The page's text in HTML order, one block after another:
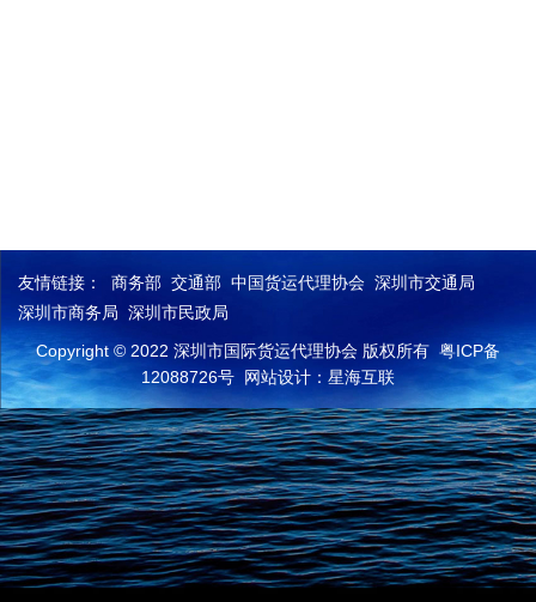
友情链接： 商务部 交通部 中国货运代理协会 深圳市交通局
深圳市商务局 深圳市民政局
Copyright © 2022 深圳市国际货运代理协会 版权所有 粤ICP备
12088726号 网站设计：星海互联